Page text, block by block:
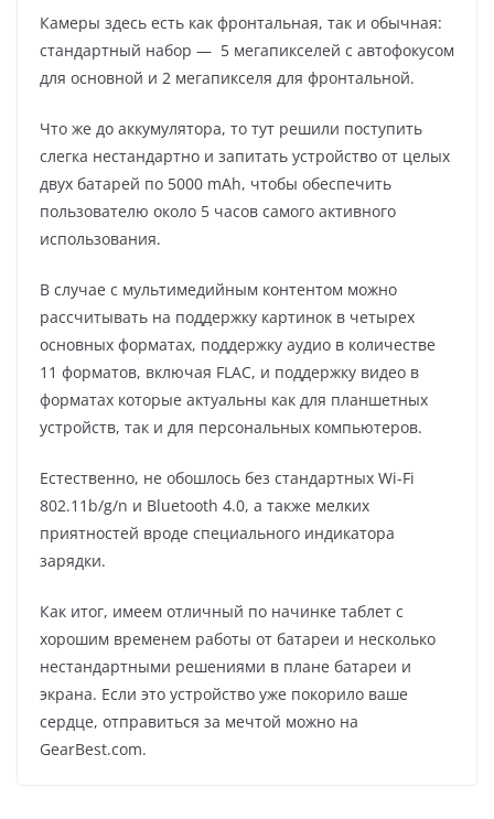
Камеры здесь есть как фронтальная, так и обычная:
стандартный набор — 5 мегапикселей с автофокусом
для основной и 2 мегапикселя для фронтальной.
Что же до аккумулятора, то тут решили поступить
слегка нестандартно и запитать устройство от целых
двух батарей по 5000 mAh, чтобы обеспечить
пользователю около 5 часов самого активного
использования.
В случае с мультимедийным контентом можно
рассчитывать на поддержку картинок в четырех
основных форматах, поддержку аудио в количестве
11 форматов, включая FLAC, и поддержку видео в
форматах которые актуальны как для планшетных
устройств, так и для персональных компьютеров.
Естественно, не обошлось без стандартных Wi-Fi
802.11b/g/n и Bluetooth 4.0, а также мелких
приятностей вроде специального индикатора
зарядки.
Как итог, имеем отличный по начинке таблет с
хорошим временем работы от батареи и несколько
нестандартными решениями в плане батареи и
экрана. Если это устройство уже покорило ваше
сердце, отправиться за мечтой можно на
GearBest.com.